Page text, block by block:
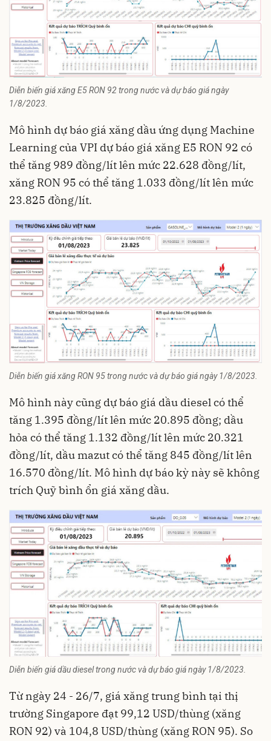
Diễn biến giá xăng E5 RON 92 trong nước và dự báo giá ngày
1/8/2023.
Mô hình dự báo giá xăng dầu ứng dụng Machine
Learning của VPI dự báo giá xăng E5 RON 92 có
thể tăng 989 đồng/lít lên mức 22.628 đồng/lít,
xăng RON 95 có thể tăng 1.033 đồng/lít lên mức
23.825 đồng/lít.
Diễn biến giá xăng RON 95 trong nước và dự báo giá ngày 1/8/2023.
Mô hình này cũng dự báo giá dầu diesel có thể
tăng 1.395 đồng/lít lên mức 20.895 đồng; dầu
hỏa có thể tăng 1.132 đồng/lít lên mức 20.321
đồng/lít, dầu mazut có thể tăng 845 đồng/lít lên
16.570 đồng/lít. Mô hình dự báo kỳ này sẽ không
trích Quỹ bình ổn giá xăng dầu.
Diễn biến giá dầu diesel trong nước và dự báo giá ngày 1/8/2023.
Từ ngày 24 - 26/7, giá xăng trung bình tại thị
trường Singapore đạt 99,12 USD/thùng (xăng
RON 92) và 104,8 USD/thùng (xăng RON 95). So